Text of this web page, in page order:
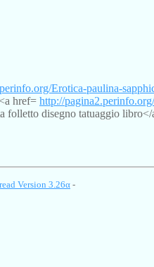
Erotica-paulina-
href= http://
folletto disegno tatuaggio libro</
Version 3.26α -